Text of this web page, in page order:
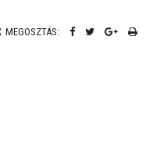
MEGOSZTÁS: